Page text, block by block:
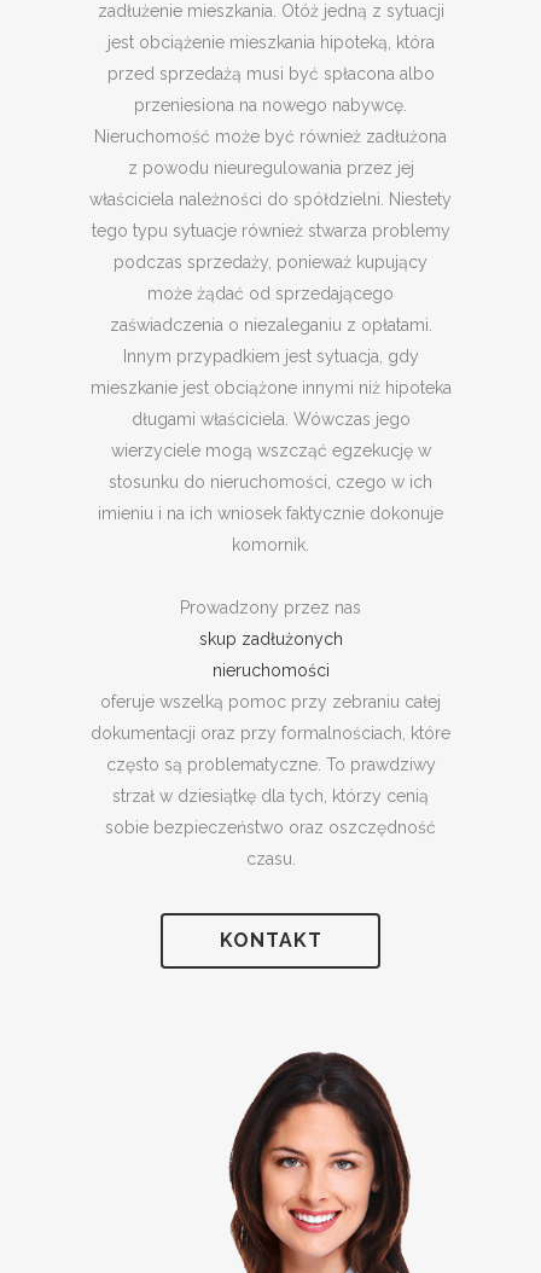
zadłużenie mieszkania. Otóż jedną z sytuacji
jest obciążenie mieszkania hipoteką, która
przed sprzedażą musi być spłacona albo
przeniesiona na nowego nabywcę.
Nieruchomość może być również zadłużona
z powodu nieuregulowania przez jej
właściciela należności do spółdzielni. Niestety
tego typu sytuacje również stwarza problemy
podczas sprzedaży, ponieważ kupujący
może żądać od sprzedającego
zaświadczenia o niezaleganiu z opłatami.
Innym przypadkiem jest sytuacja, gdy
mieszkanie jest obciążone innymi niż hipoteka
długami właściciela. Wówczas jego
wierzyciele mogą wszcząć egzekucję w
stosunku do nieruchomości, czego w ich
imieniu i na ich wniosek faktycznie dokonuje
komornik.
Prowadzony przez nas
skup zadłużonych
nieruchomości
oferuje wszelką pomoc przy zebraniu całej
dokumentacji oraz przy formalnościach, które
często są problematyczne. To prawdziwy
strzał w dziesiątkę dla tych, którzy cenią
sobie bezpieczeństwo oraz oszczędność
czasu.
KONTAKT